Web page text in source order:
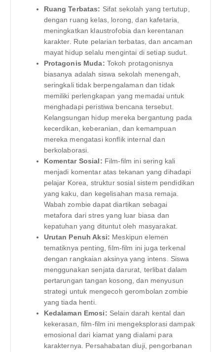
Ruang Terbatas: Sifat sekolah yang tertutup,
dengan ruang kelas, lorong, dan kafetaria,
meningkatkan klaustrofobia dan kerentanan
karakter. Rute pelarian terbatas, dan ancaman
mayat hidup selalu mengintai di setiap sudut.
Protagonis Muda: Tokoh protagonisnya
biasanya adalah siswa sekolah menengah,
seringkali tidak berpengalaman dan tidak
memiliki perlengkapan yang memadai untuk
menghadapi peristiwa bencana tersebut.
Kelangsungan hidup mereka bergantung pada
kecerdikan, keberanian, dan kemampuan
mereka mengatasi konflik internal dan
berkolaborasi.
Komentar Sosial: Film-film ini sering kali
menjadi komentar atas tekanan yang dihadapi
pelajar Korea, struktur sosial sistem pendidikan
yang kaku, dan kegelisahan masa remaja.
Wabah zombie dapat diartikan sebagai
metafora dari stres yang luar biasa dan
kepatuhan yang dituntut oleh masyarakat.
Urutan Penuh Aksi: Meskipun elemen
tematiknya penting, film-film ini juga terkenal
dengan rangkaian aksinya yang intens. Siswa
menggunakan senjata darurat, terlibat dalam
pertarungan tangan kosong, dan menyusun
strategi untuk mengecoh gerombolan zombie
yang tiada henti.
Kedalaman Emosi: Selain darah kental dan
kekerasan, film-film ini mengeksplorasi dampak
emosional dari kiamat yang dialami para
karakternya. Persahabatan diuji, pengorbanan